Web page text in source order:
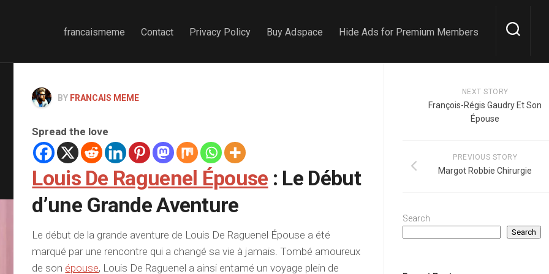
francaismeme Contact Privacy Policy Buy Adspace Hide Ads for Premium Members
BY FRANCAIS MEME
Spread the love
Louis De Raguenel Épouse : Le Début
d’une Grande Aventure
Le début de la grande aventure de Louis De Raguenel Épouse a été
marqué par une rencontre qui a changé sa vie à jamais. Tombé amoureux
de son épouse, Louis De Raguenel a ainsi entamé un voyage plein de
NEXT STORY
François-Régis Gaudry Et Son
Épouse
PREVIOUS STORY
Margot Robbie Chirurgie
Search
Search